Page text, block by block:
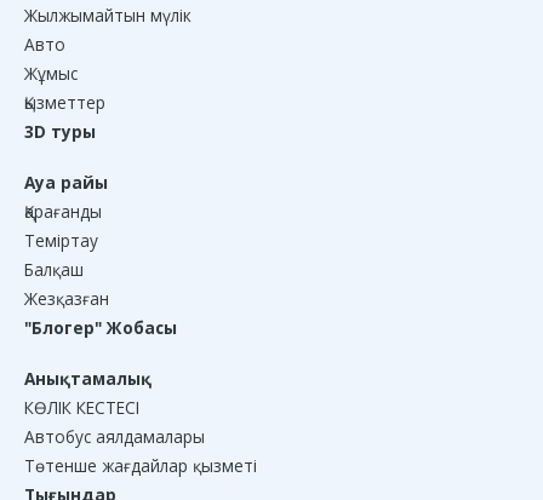
Жылжымайтын мүлік
Авто
Жұмыс
Қызметтер
3D туры
Ауа райы
Қарағанды
Теміртау
Балқаш
Жезқазған
"Блогер" Жобасы
Анықтамалық
КӨЛІК КЕСТЕСІ
Автобус аялдамалары
Төтенше жағдайлар қызметі
Тығындар